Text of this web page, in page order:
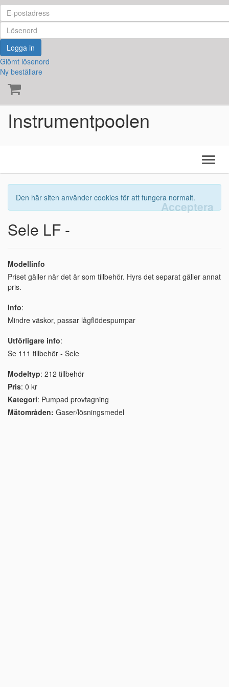
Logga in
Glömt lösenord
Ny beställare
Instrumentpoolen
Den här siten använder cookies för att fungera normalt.
Acceptera
Sele LF -
Modellinfo
Priset gäller när det är som tillbehör. Hyrs det separat gäller annat
pris.
Info:
Mindre väskor, passar lågflödespumpar
Utförligare info:
Se 111 tillbehör - Sele
Modeltyp: 212 tillbehör
Pris: 0 kr
Kategori: Pumpad provtagning
Mätområden: Gaser/lösningsmedel